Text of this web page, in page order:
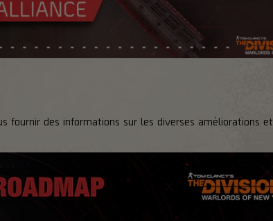
fournir des informations sur les diverses améliorations et